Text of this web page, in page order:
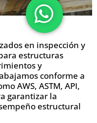
en inspección y
estructuras
y
conforme a
AWS, ASTM, API,
garantizar la
estructural